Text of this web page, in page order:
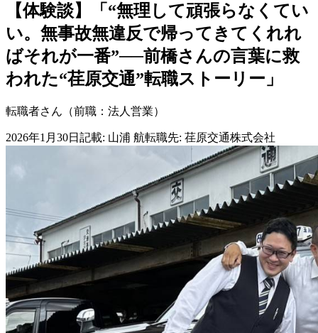
【体験談】「“無理して頑張らなくてい
い。無事故無違反で帰ってきてくれれ
ばそれが一番”──前橋さんの言葉に救
われた“荏原交通”転職ストーリー」
転職者さん（前職：法人営業）
2026年1月30日 記載: 山浦 航転職先: 荏原交通株式会社